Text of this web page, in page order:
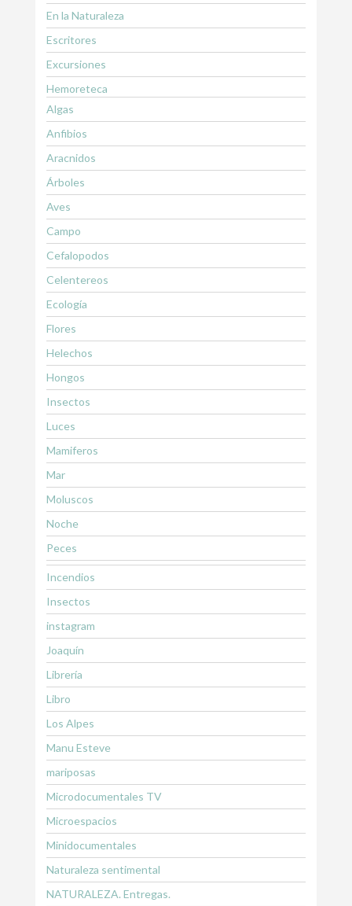
En la Naturaleza
Escritores
Excursiones
Hemoreteca
Algas
Anfibios
Aracnidos
Árboles
Aves
Campo
Cefalopodos
Celentereos
Ecología
Flores
Helechos
Hongos
Insectos
Luces
Mamiferos
Mar
Moluscos
Noche
Peces
Incendios
Insectos
instagram
Joaquín
Librería
Libro
Los Alpes
Manu Esteve
mariposas
Microdocumentales TV
Microespacios
Minidocumentales
Naturaleza sentimental
NATURALEZA. Entregas.